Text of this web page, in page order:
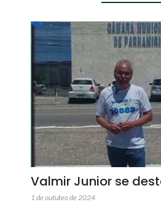
Valmir Junior se
1 de outubro de 2024